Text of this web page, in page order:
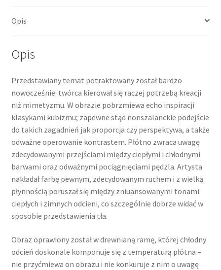
Opis
Opis
Przedstawiany temat potraktowany został bardzo
nowocześnie: twórca kierował się raczej potrzebą kreacji
niż mimetyzmu. W obrazie pobrzmiewa echo inspiracji
klasykami kubizmu; zapewne stąd nonszalanckie podejście
do takich zagadnień jak proporcja czy perspektywa, a także
odważne operowanie kontrastem. Płótno zwraca uwagę
zdecydowanymi przejściami między ciepłymi i chłodnymi
barwami oraz odważnymi pociągnięciami pędzla. Artysta
nakładał farbę pewnym, zdecydowanym ruchem i z wielką
płynnością poruszał się między zniuansowanymi tonami
ciepłych i zimnych odcieni, co szczególnie dobrze widać w
sposobie przedstawienia tła.
Obraz oprawiony został w drewnianą ramę, której chłodny
odcień doskonale komponuje się z temperaturą płótna –
nie przyćmiewa on obrazu i nie konkuruje z nim o uwagę